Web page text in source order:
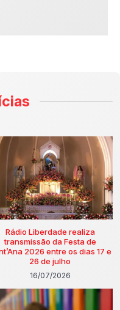
Rádio Liberdade realiza
transmissão da Festa de
2026 entre os dias 17 e
26 de julho
16/07/2026